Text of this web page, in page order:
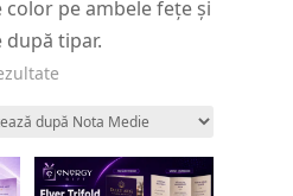
pe ambele fețe și
după tipar.
medie